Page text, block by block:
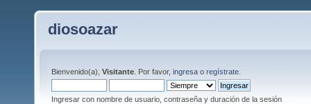
diosoazar
Bienvenido(a), Visitante . Por favor, ingresa o regístrate
Ingresar con nombre de usuario, contraseña y duración de la sesión